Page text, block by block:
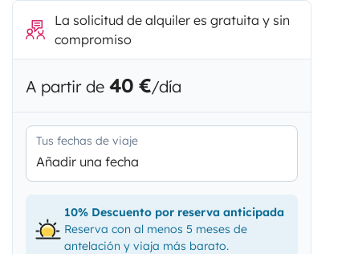
La solicitud de alquiler es gratuita y sin
compromiso
A partir de 40 €/día
Tus fechas de viaje
Añadir una fecha
10% Descuento por reserva anticipada
Reserva con al menos 5 meses de
antelación y viaja más barato.